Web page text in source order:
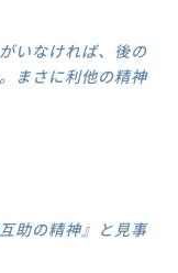
いなければ、後の
まさに利他の精神
助の精神』と見事